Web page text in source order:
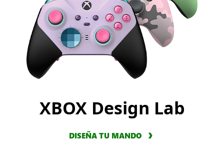
XBOX Design Lab
DISEÑA TU MANDO